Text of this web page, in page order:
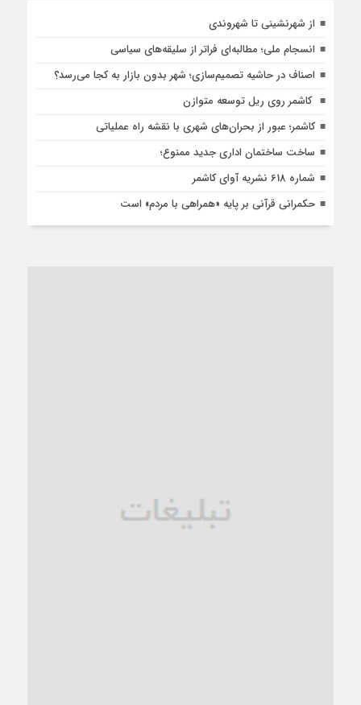
از شهرنشینی تا شهروندی
انسجام ملی؛ مطالبه‌ای فراتر از سلیقه‌های سیاسی
اصناف در حاشیه تصمیم‌سازی؛ شهر بدون بازار به کجا می‌رسد؟
کاشمر روی ریل توسعه متوازن
کاشمر؛ عبور از بحران‌های شهری با نقشه راه عملیاتی
ساخت ساختمان اداری جدید ممنوع؛
شماره 618 نشریه آوای کاشمر
حکمرانی قرآنی بر پایه «همراهی با مردم» است